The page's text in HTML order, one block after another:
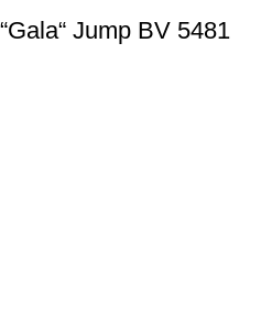
Jump BV 5481